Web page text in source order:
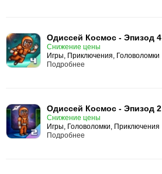
Одиссей Космос - Эпизод 4
Снижение цены
Игры, Приключения, Головоломки
Подробнее
Одиссей Космос - Эпизод 2
Снижение цены
Игры, Головоломки, Приключения
Подробнее